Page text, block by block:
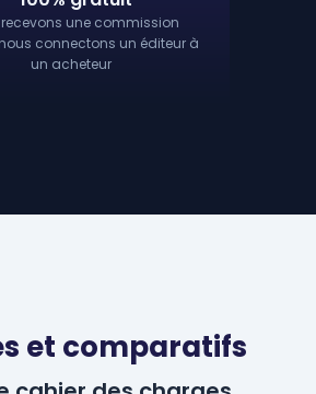
recevons une commission
connectons un éditeur à
un acheteur
et comparatifs